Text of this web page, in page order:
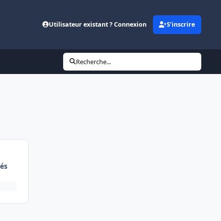
Utilisateur existant ? Connexion S’inscrire
Recherche...